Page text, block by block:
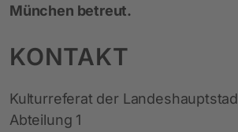
München betreut.
KONTAKT
Kulturreferat der
Abteilung 1